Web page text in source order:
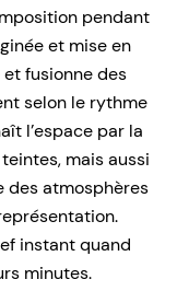
pendant
et mise en
fusionne des
selon le rythme
l’espace par la
mais aussi
des atmosphères
instant quand
minutes.